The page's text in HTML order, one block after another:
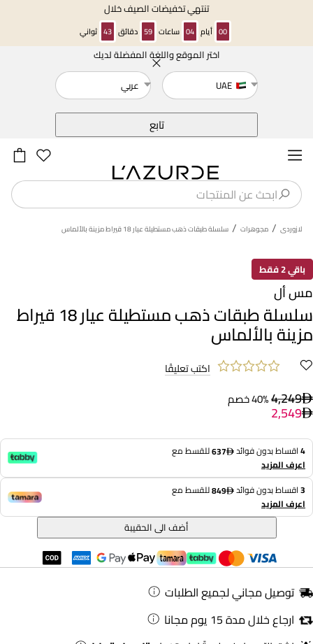
تنتهي تخفيضات الصيف خلال
00 أيام 04 ساعات 59 دقائق 42 ثواني
اختر الموقع واللغة المفضلة لديك
UAE
عربي
تابع
لازوردى / مجوهرات / سلسلة طبقات ذهب مستطيلة عيار 18 قيراط مزينة بالألماس
باقي 2 فقط
مس أل
سلسلة طبقات ذهب مستطيلة عيار 18 قيراط
مزينة بالألماس
اكتب تعليقًا
4,24940% خصم
2,549
4اقساط بدون فوائد 637للقسط مع
اعرف المزيد
3اقساط بدون فوائد 849للقسط مع
اعرف المزيد
أضف الى الحقيبة
توصيل مجاني لجميع الطلبات
ارجاع خلال مدة 15 يوم مجانا